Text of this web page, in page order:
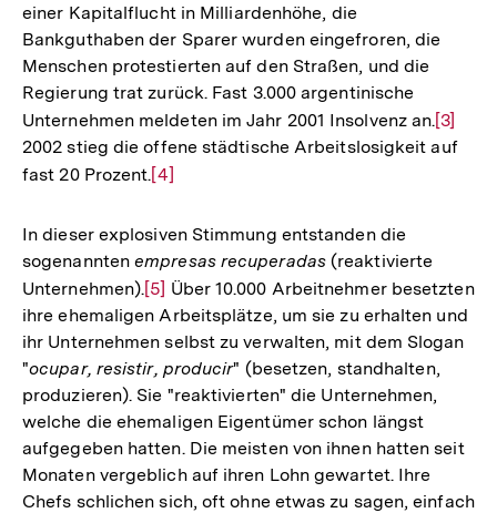
einer Kapitalflucht in Milliardenhöhe, die
Bankguthaben der Sparer wurden eingefroren, die
Menschen protestierten auf den Straßen, und die
Regierung trat zurück. Fast 3.000 argentinische
Unternehmen meldeten im Jahr 2001 Insolvenz an.Zur
[3]
2002 stieg die offene städtische Arbeitslosigkeit auf
fast 20 Prozent.Zur
der
Fußnote
[4]
In dieser explosiven Stimmung entstanden die
sogenanntenempresas recuperadas(reaktivierte
Unternehmen).Zur
Auflösung
der
Fußnote
[5] Über 10.000 Arbeitnehmer besetzten
ihre ehemaligen Arbeitsplätze, um sie zu erhalten und
ihr Unternehmen selbst zu verwalten, mit dem Slogan
"ocupar, resistir, producir" (besetzen, standhalten,
produzieren). Sie "reaktivierten" die Unternehmen,
welche die ehemaligen Eigentümer schon längst
aufgegeben hatten. Die meisten von ihnen hatten seit
Monaten vergeblich auf ihren Lohn gewartet. Ihre
Chefs schlichen sich, oft ohne etwas zu sagen, einfach